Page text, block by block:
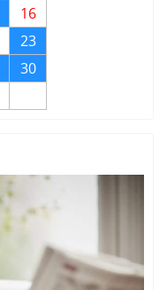
16
23
30